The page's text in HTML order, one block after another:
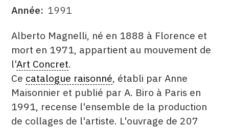
CGU
CGV
SUIVEZ-NOUS
INSTAGRAM
DATE
Année 1991
DESCRITPTION
Alberto Magnelli, né en 1888 à Florence et
mort en 1971, appartient au mouvement de
l'Art Concret.
Ce catalogue raisonné, établi par Anne
Maisonnier et publié par A. Biro à Paris en
1991, recense l'ensemble de la production
de collages de l'artiste. L'ouvrage de 207